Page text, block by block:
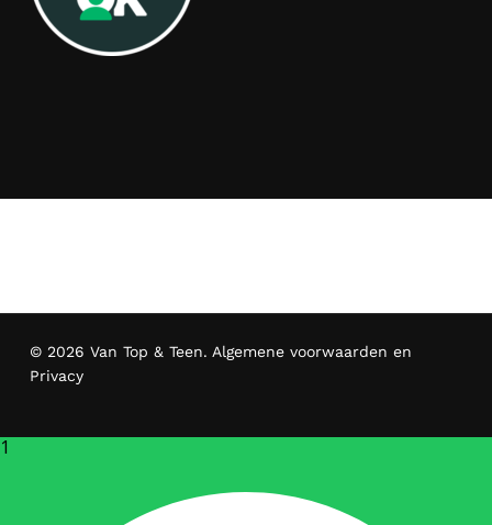
© 2026 Van Top & Teen. Algemene voorwaarden en
Privacy
1